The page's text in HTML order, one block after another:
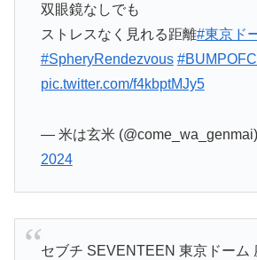
双眼鏡なしでも
ストレスなく見れる距離#東京ド
#SpheryRendezvous
pic.twitter.com/f4kbptMJy5
— 米は玄米 (@come_wa_genmai)
2024
セブチ SEVENTEEN 東京ドーム